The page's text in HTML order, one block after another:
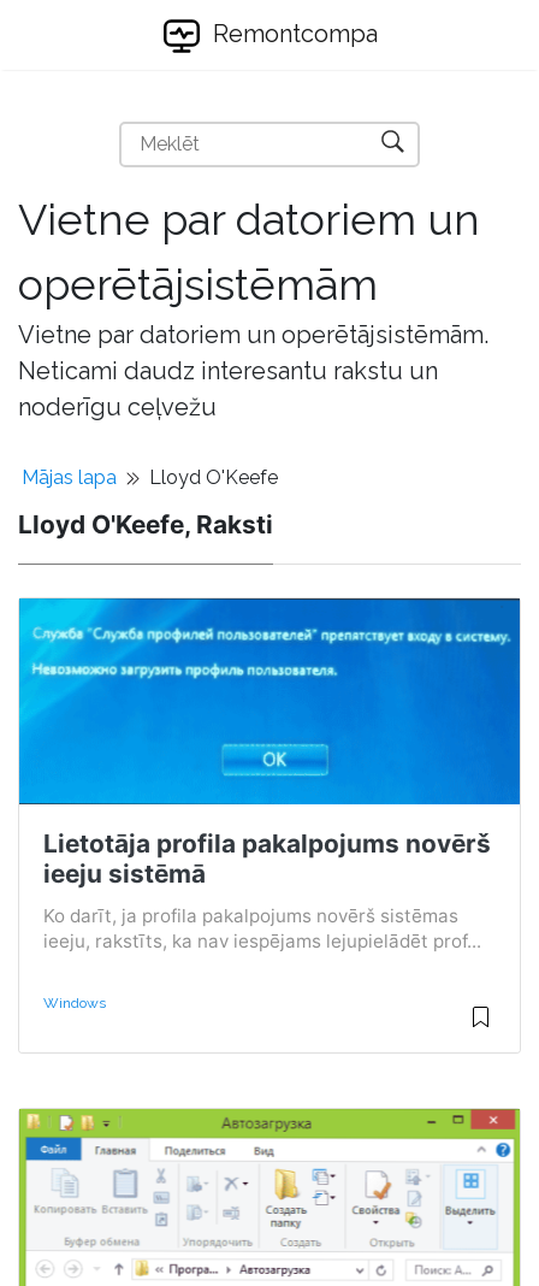
Remontcompa
Vietne par datoriem un
operētājsistēmām
Vietne par datoriem un operētājsistēmām.
Neticami daudz interesantu rakstu un
noderīgu ceļvežu
Mājas lapa Lloyd O'Keefe
Lloyd O'Keefe, Raksti
Lietotāja profila pakalpojums novērš
ieeju sistēmā
Ko darīt, ja profila pakalpojums novērš sistēmas
ieeju, rakstīts, ka nav iespējams lejupielādēt prof...
Windows